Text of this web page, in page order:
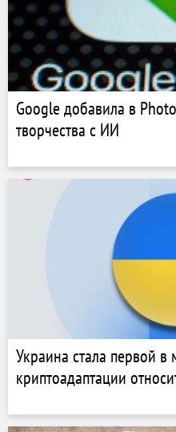
Google добавила в
творчества с ИИ
Украина стала первой
криптоадаптации